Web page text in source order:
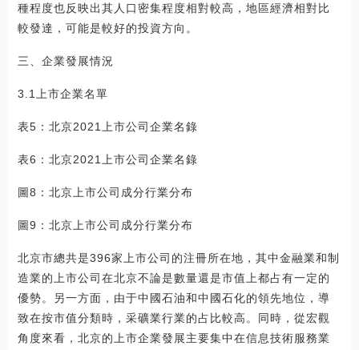
種程度也反映出其人口密集程度相對較高，地區經濟相對比
較發達，可能是較好的投資方向。
三、企業發展情況
3.1上市企業名單
表5：北京2021上市公司企業名錄
表6：北京2021上市公司企業名錄
圖8：北京上市公司成分行業分布
圖9：北京上市公司成分行業分布
北京市總共是396家上市公司的注冊所在地，其中金融業和制
造業的上市公司在北京不論是數量還是市值上都占有一定的
優勢。另一方面，由于中國石油和中國石化的領先地位，導
致在按市值分類時，采礦業行業的占比較高。同時，從宏觀
角度來看，北京的上市企業發展主要集中在信息技術服務業